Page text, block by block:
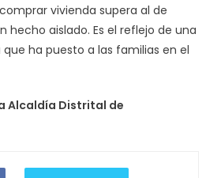
vivienda supera al de
hecho aislado. Es el reflejo de una
ha puesto a las familias en el
Alcaldía Distrital de